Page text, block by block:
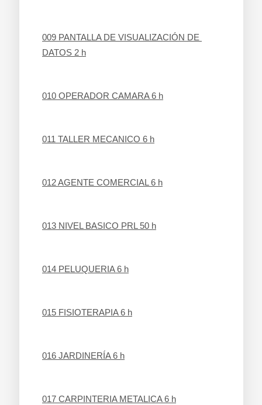
009 PANTALLA DE VISUALIZACIÓN DE
DATOS 2 h
010 OPERADOR CAMARA 6 h
011 TALLER MECANICO 6 h
012 AGENTE COMERCIAL 6 h
013 NIVEL BASICO PRL 50 h
014 PELUQUERIA 6 h
015 FISIOTERAPIA 6 h
016 JARDINERÍA 6 h
017 CARPINTERIA METALICA 6 h